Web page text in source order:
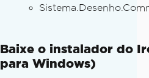
Baixe o instalador do
para Windows)